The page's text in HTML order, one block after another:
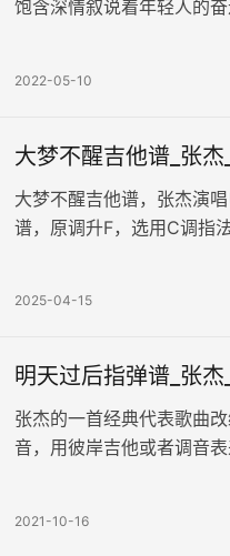
饱含深情叙说着年轻人的
2022-05-10
大梦不醒吉他谱_张
大梦不醒吉他谱，张杰演
谱，原调升F，选用C调指
2025-04-15
明天过后指弹谱_张
张杰的一首经典代表歌曲
音，用彼岸吉他或者调音
2021-10-16